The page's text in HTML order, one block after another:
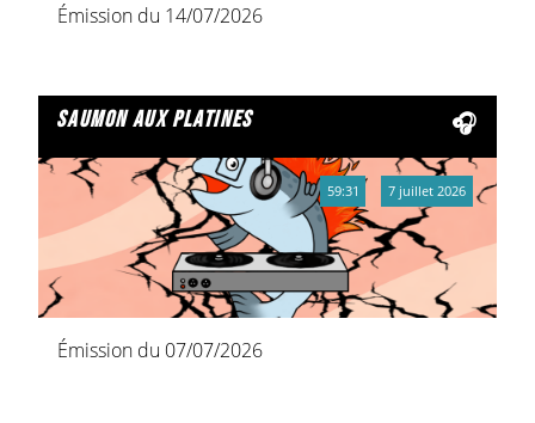
Émission du 14/07/2026
saumon aux platines
Émission du 07/07/2026
59:31 7 juillet 2026